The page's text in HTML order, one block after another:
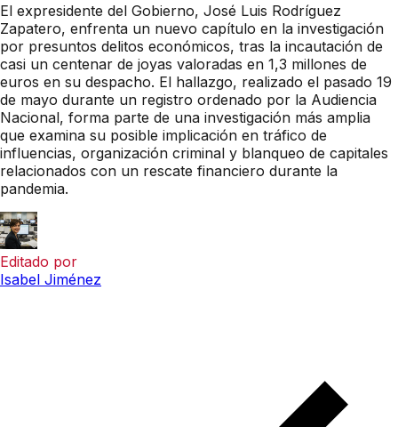
El expresidente del Gobierno, José Luis Rodríguez
Zapatero, enfrenta un nuevo capítulo en la investigación
por presuntos delitos económicos, tras la incautación de
casi un centenar de joyas valoradas en 1,3 millones de
euros en su despacho. El hallazgo, realizado el pasado 19
de mayo durante un registro ordenado por la Audiencia
Nacional, forma parte de una investigación más amplia
que examina su posible implicación en tráfico de
influencias, organización criminal y blanqueo de capitales
relacionados con un rescate financiero durante la
pandemia.
Editado por
Isabel Jiménez